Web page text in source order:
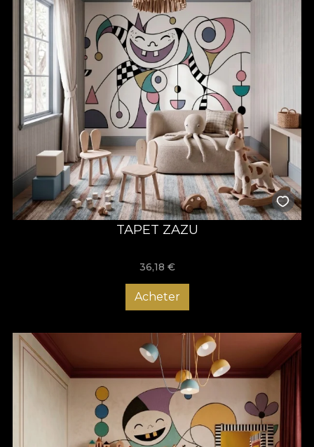
TAPET ZAZU
36,18 €
Acheter